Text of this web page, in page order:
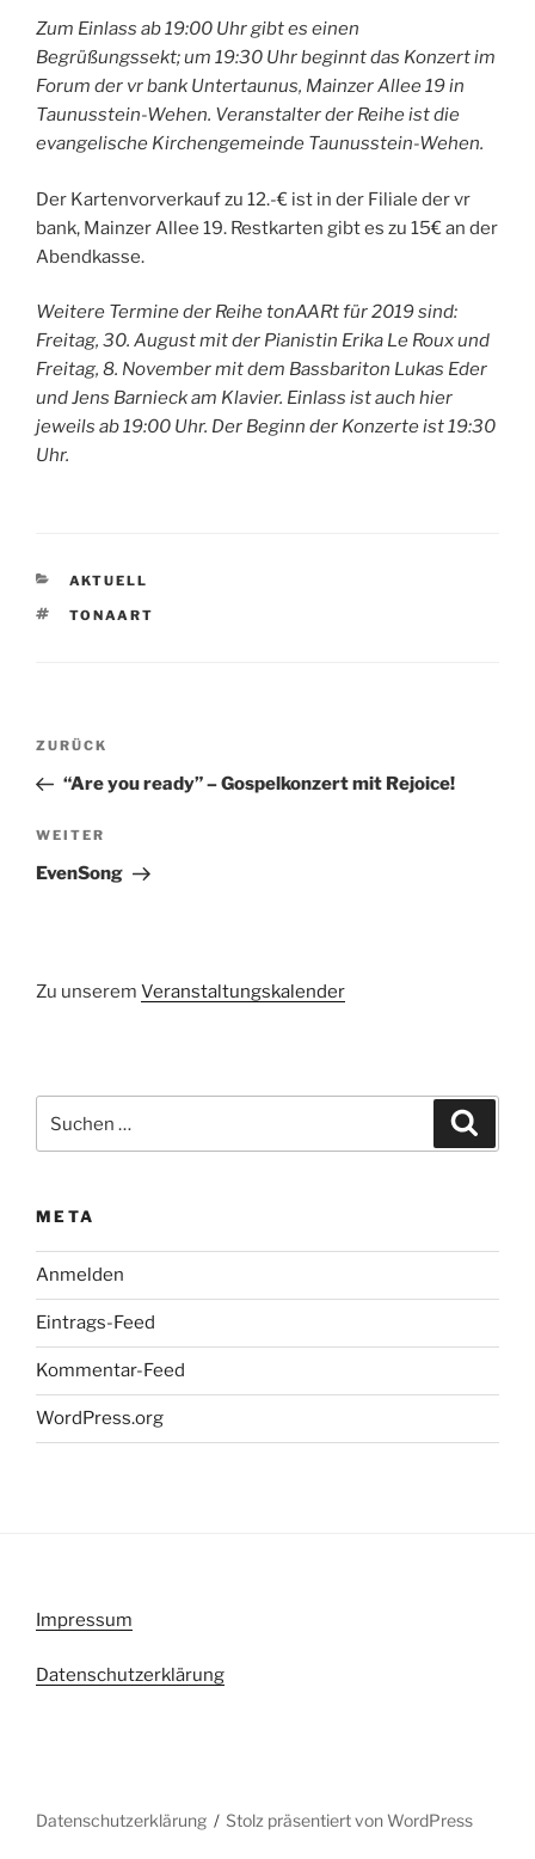
Zum Einlass ab 19:00 Uhr gibt es einen
Begrüßungssekt; um 19:30 Uhr beginnt das Konzert im
Forum der vr bank Untertaunus, Mainzer Allee 19 in
Taunusstein-Wehen. Veranstalter der Reihe ist die
evangelische Kirchengemeinde Taunusstein-Wehen.
Der Kartenvorverkauf zu 12.-€ ist in der Filiale der vr
bank, Mainzer Allee 19. Restkarten gibt es zu 15€ an der
Abendkasse.
Weitere Termine der Reihe tonAARt für 2019 sind:
Freitag, 30. August mit der Pianistin Erika Le Roux und
Freitag, 8. November mit dem Bassbariton Lukas Eder
und Jens Barnieck am Klavier. Einlass ist auch hier
jeweils ab 19:00 Uhr. Der Beginn der Konzerte ist 19:30
Uhr.
KATEGORIEN
AKTUELL
SCHLAGWÖRTER
TONAART
Beitragsnavigation
Vorheriger
Beitrag
ZURÜCK
“Are you ready” – Gospelkonzert mit Rejoice!
Nächster
Beitrag
WEITER
EvenSong
Zu unserem Veranstaltungskalender
nach:
META
Anmelden
Eintrags-Feed
Kommentar-Feed
WordPress.org
Impressum
Datenschutzerklärung
Datenschutzerklärung Stolz präsentiert von WordPress